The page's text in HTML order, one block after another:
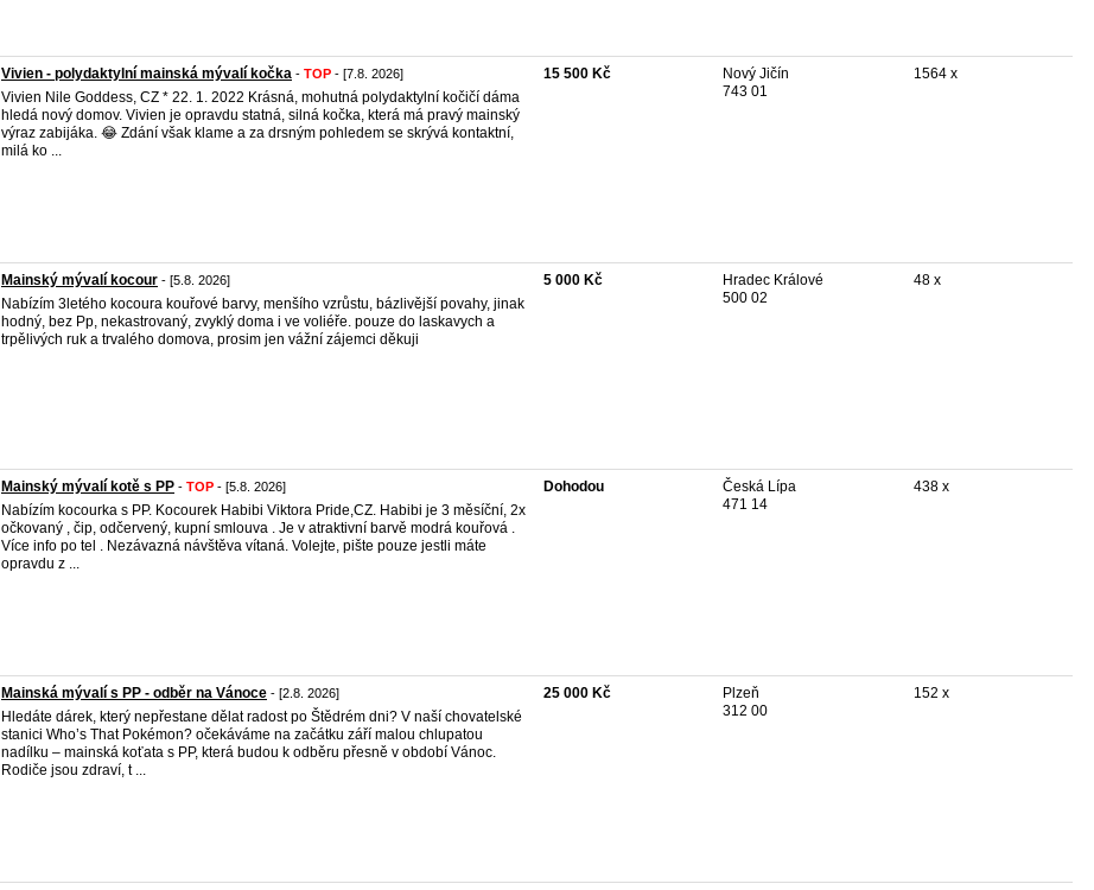
Vivien - polydaktylní mainská mývalí kočka - TOP - [7.8. 2026]
Vivien Nile Goddess, CZ * 22. 1. 2022 Krásná, mohutná polydaktylní kočičí dáma
hledá nový domov. Vivien je opravdu statná, silná kočka, která má pravý mainský
výraz zabijáka. 😂 Zdání však klame a za drsným pohledem se skrývá kontaktní,
milá ko ...
15 500 Kč
Nový Jičín
743 01
1564 x
Mainský mývalí kocour - [5.8. 2026]
Nabízím 3letého kocoura kouřové barvy, menšího vzrůstu, bázlivější povahy, jinak
hodný, bez Pp, nekastrovaný, zvyklý doma i ve voliéře. pouze do laskavych a
trpělivých ruk a trvalého domova, prosim jen vážní zájemci děkuji
5 000 Kč
Hradec Králové
500 02
48 x
Mainský mývalí kotě s PP - TOP - [5.8. 2026]
Nabízím kocourka s PP. Kocourek Habibi Viktora Pride,CZ. Habibi je 3 měsíční, 2x
očkovaný , čip, odčervený, kupní smlouva . Je v atraktivní barvě modrá kouřová .
Více info po tel . Nezávazná návštěva vítaná. Volejte, pište pouze jestli máte
opravdu z ...
Dohodou
Česká Lípa
471 14
438 x
Mainská mývalí s PP - odběr na Vánoce - [2.8. 2026]
Hledáte dárek, který nepřestane dělat radost po Štědrém dni? V naší chovatelské
stanici Who’s That Pokémon? očekáváme na začátku září malou chlupatou
nadílku – mainská koťata s PP, která budou k odběru přesně v období Vánoc.
Rodiče jsou zdraví, t ...
25 000 Kč
Plzeň
312 00
152 x